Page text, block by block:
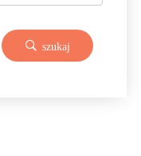
szukaj